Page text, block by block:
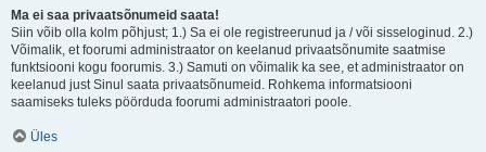
Ma ei saa privaatsõnumeid saata!
Siin võib olla kolm põhjust; 1.) Sa ei ole registreerunud ja / või sisseloginud. 2.)
Võimalik, et foorumi administraator on keelanud privaatsõnumite saatmise
funktsiooni kogu foorumis. 3.) Samuti on võimalik ka see, et administraator on
keelanud just Sinul saata privaatsõnumeid. Rohkema informatsiooni
saamiseks tuleks pöörduda foorumi administraatori poole.
Üles